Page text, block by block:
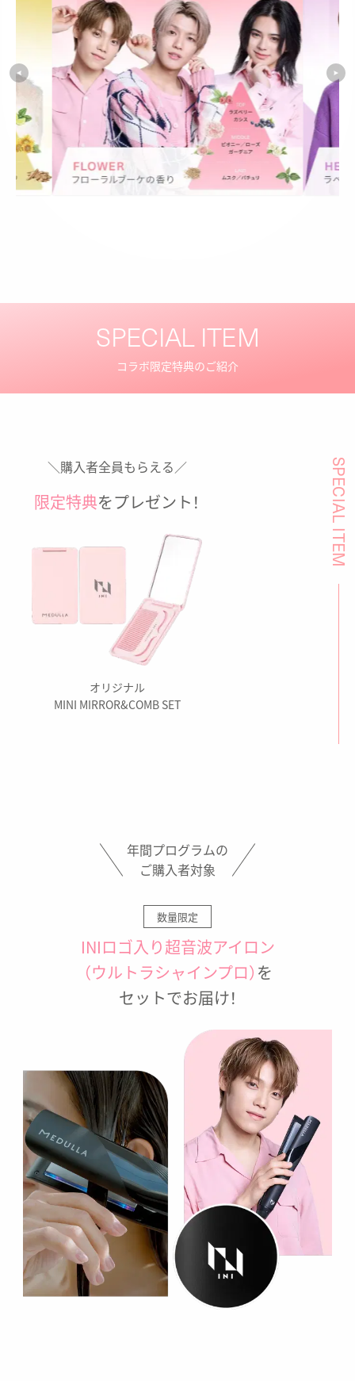
SPECIAL ITEM
コラボ限定特典のご紹介
SPECIAL ITEM
＼購入者全員もらえる／
限定特典をプレゼント！
オリジナル
MINI MIRROR&COMB SET
年間プログラムの
ご購入者対象
数量限定
INIロゴ入り超音波アイロン
（ウルトラシャインプロ） を
セットでお届け！